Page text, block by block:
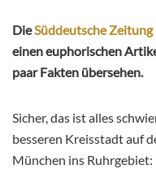
DieSüddeutsche Zeitung
einen euphorischen
paar Fakten übersehen.
Sicher, das ist alles
besseren Kreisstadt auf
München ins